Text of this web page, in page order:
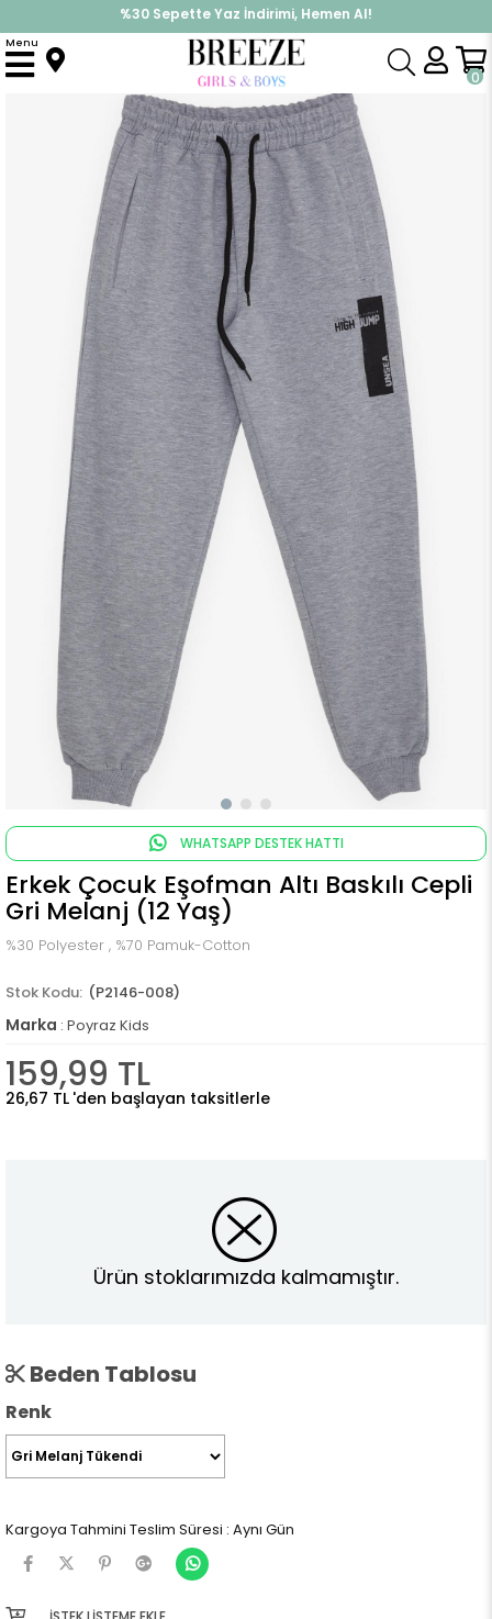
%30 Sepette Yaz İndirimi, Hemen Al!
İndirimlere ek %10 İndirimi Kap, Hemen Üye Ol!
0
Menu
Anasayfa Alt Giyim Eşofman Altı Erkek Çocuk Eşofman Altı Baskılı Cepli Gri Melanj (12 Yaş)
WHATSAPP DESTEK HATTI
Erkek Çocuk Eşofman Altı Baskılı Cepli
Gri Melanj (12 Yaş)
%30 Polyester , %70 Pamuk-Cotton
(P2146-008)
Marka : Poyraz Kids
159,99 TL
26,67 TL 'den başlayan taksitlerle
Ürün stoklarımızda kalmamıştır.
Beden Tablosu
Renk
Kargoya Tahmini Teslim Süresi : Aynı Gün